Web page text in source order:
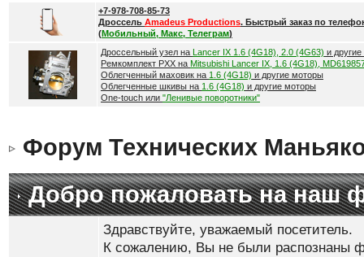
+7-978-708-85-73
Дроссель Amadeus Productions. Быстрый заказ по
(Мобильный, Макс, Телеграм)
Дроссельный узел на Lancer IX 1.6 (4G18), 2.0 (4G63) и
Ремкомплект РХХ на Mitsubishi Lancer IX, 1.6 (4G18),
Облегченный маховик на 1.6 (4G18) и другие моторы
Облегченные шкивы на 1.6 (4G18) и другие моторы
One-touch или "Ленивые поворотники"
Форум Технических
Добро пожаловать на наш
Здравствуйте, уважаемый посетитель.
К сожалению, Вы не были распознаны